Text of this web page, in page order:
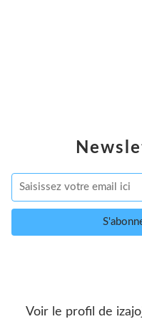
Voir le profil de